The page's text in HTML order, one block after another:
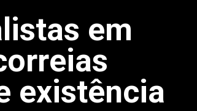
em
existência